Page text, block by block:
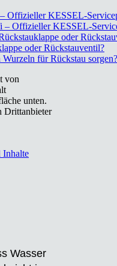
Offi­zi­el­ler KES­SEL-
– Offi­zi­el­ler KES­SEL-
oder
oder Rück­stau­ven­til?
Wur­zeln für Rück­stau sor­gen?
von
unten.
Drittanbieter
Inhalte
Was­ser